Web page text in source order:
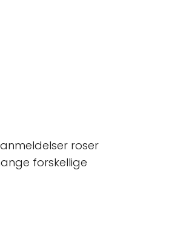
roser
forskellige